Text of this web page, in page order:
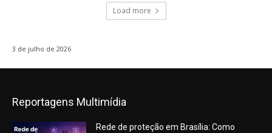
Load more
3 de julho de 2026
Reportagens Multimídia
Rede de proteção em Brasília: Como